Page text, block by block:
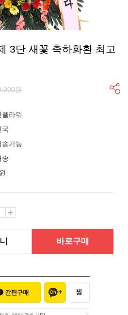
3단 새꽃 축하화환 최고
원
플라워
국
송가능
송
바로구매